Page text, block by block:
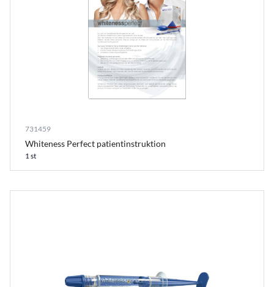
731459
Whiteness Perfect patientinstruktion
1 st